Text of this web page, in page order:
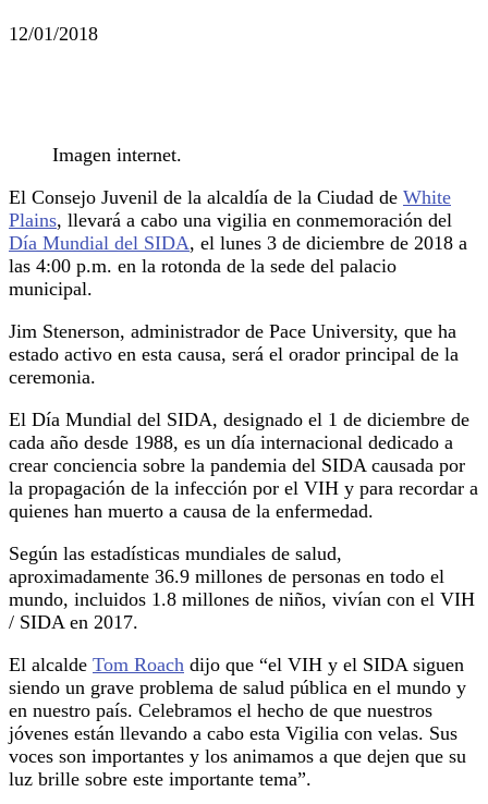
12/01/2018
Imagen internet.
El Consejo Juvenil de la alcaldía de la Ciudad de White
Plains, llevará a cabo una vigilia en conmemoración del
Día Mundial del SIDA, el lunes 3 de diciembre de 2018 a
las 4:00 p.m. en la rotonda de la sede del palacio
municipal.
Jim Stenerson, administrador de Pace University, que ha
estado activo en esta causa, será el orador principal de la
ceremonia.
El Día Mundial del SIDA, designado el 1 de diciembre de
cada año desde 1988, es un día internacional dedicado a
crear conciencia sobre la pandemia del SIDA causada por
la propagación de la infección por el VIH y para recordar a
quienes han muerto a causa de la enfermedad.
Según las estadísticas mundiales de salud,
aproximadamente 36.9 millones de personas en todo el
mundo, incluidos 1.8 millones de niños, vivían con el VIH
/ SIDA en 2017.
El alcalde Tom Roach dijo que “el VIH y el SIDA siguen
siendo un grave problema de salud pública en el mundo y
en nuestro país. Celebramos el hecho de que nuestros
jóvenes están llevando a cabo esta Vigilia con velas. Sus
voces son importantes y los animamos a que dejen que su
luz brille sobre este importante tema”.